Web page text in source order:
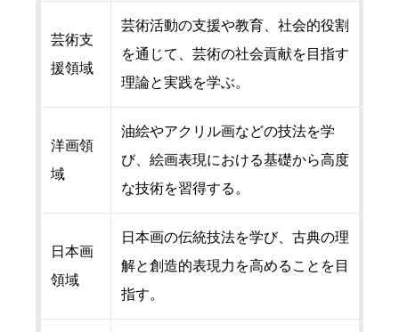
芸術支
援領域
芸術活動の支援や教育、社会的役割
を通じて、芸術の社会貢献を目指す
理論と実践を学ぶ。
洋画領
域
油絵やアクリル画などの技法を学
び、絵画表現における基礎から高度
な技術を習得する。
日本画
領域
日本画の伝統技法を学び、古典の理
解と創造的表現力を高めることを目
指す。